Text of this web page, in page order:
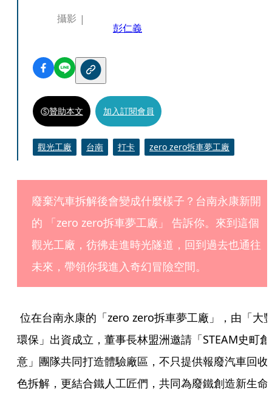
攝影
彭仁義
贊助本文 加入訂閱會員
觀光工廠 台南 打卡 zero zero拆車夢工廠
廢棄汽車拆解後會變成什麼樣子？台南永康新開
的 「zero zero拆車夢工廠」 告訴你。來到這個
觀光工廠，彷彿走進時光隧道，回到過去也通往
未來，帶領你我進入奇幻冒險空間。
環保」出資成立，董事長林盟洲邀請「STEAM史町創
意」團隊共同打造體驗廠區，不只提供報廢汽車回收
色拆解，更結合鐵人工匠們，共同為廢鐵創造新生命